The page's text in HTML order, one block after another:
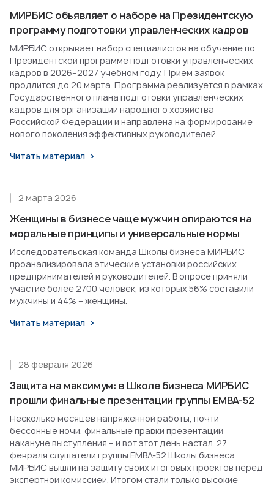
МИРБИС объявляет о наборе на Президентскую
программу подготовки управленческих кадров
МИРБИС открывает набор специалистов на обучение по
Президентской программе подготовки управленческих
кадров в 2026–2027 учебном году. Прием заявок
продлится до 20 марта. Программа реализуется в рамках
Государственного плана подготовки управленческих
кадров для организаций народного хозяйства
Российской Федерации и направлена на формирование
нового поколения эффективных руководителей.
Читать материал
Женщины в бизнесе чаще мужчин опираются на
моральные принципы и универсальные нормы
2 марта 2026
Исследовательская команда Школы бизнеса МИРБИС
проанализировала этические установки российских
предпринимателей и руководителей. В опросе приняли
участие более 2700 человек, из которых 56% составили
мужчины и 44% – женщины.
Читать материал
Защита на максимум: в Школе бизнеса МИРБИС
прошли финальные презентации группы EMBA-52
28 февраля 2026
Несколько месяцев напряженной работы, почти
бессонные ночи, финальные правки презентаций
накануне выступления – и вот этот день настал. 27
февраля слушатели группы EMBA-52 Школы бизнеса
МИРБИС вышли на защиту своих итоговых проектов перед
экспертной комиссией. Итогом стали только высокие